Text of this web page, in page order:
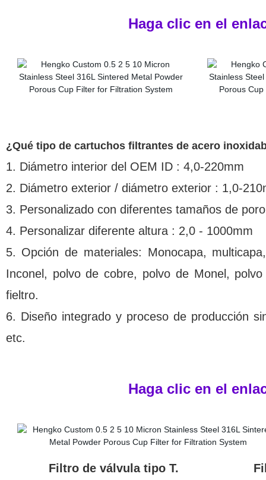
Haga clic en el
¿Qué tipo de cartuchos filtrantes de acero
1. Diámetro interior del OEM ID : 4,0-220mm
2. Diámetro exterior / diámetro exterior : 1,0-
3. Personalizado con diferentes tamaños de
4. Personalizar diferente altura : 2,0 - 1000mm
5. Opción de materiales: Monocapa,
Inconel, polvo de cobre, polvo de Monel,
fieltro.
6. Diseño integrado y proceso de producción
etc.
Haga clic en el
Filtro de válvula tipo T. Filtro